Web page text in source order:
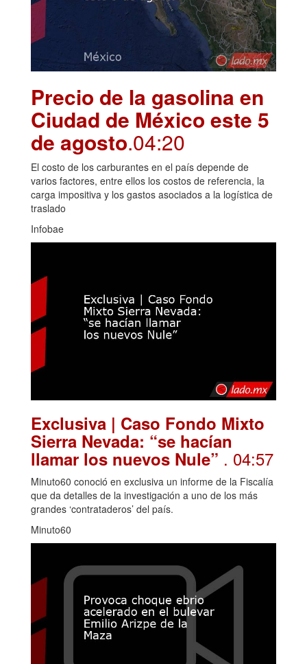
Precio de la gasolina en
Ciudad de México este 5
de agosto.04:20
El costo de los carburantes en el país depende de
varios factores, entre ellos los costos de referencia, la
carga impositiva y los gastos asociados a la logística de
traslado
Infobae
Exclusiva | Caso Fondo Mixto
Sierra Nevada: “se hacían
llamar los nuevos Nule” . 04:57
Minuto60 conoció en exclusiva un informe de la Fiscalía
que da detalles de la investigación a uno de los más
grandes ‘contrataderos’ del país.
Minuto60